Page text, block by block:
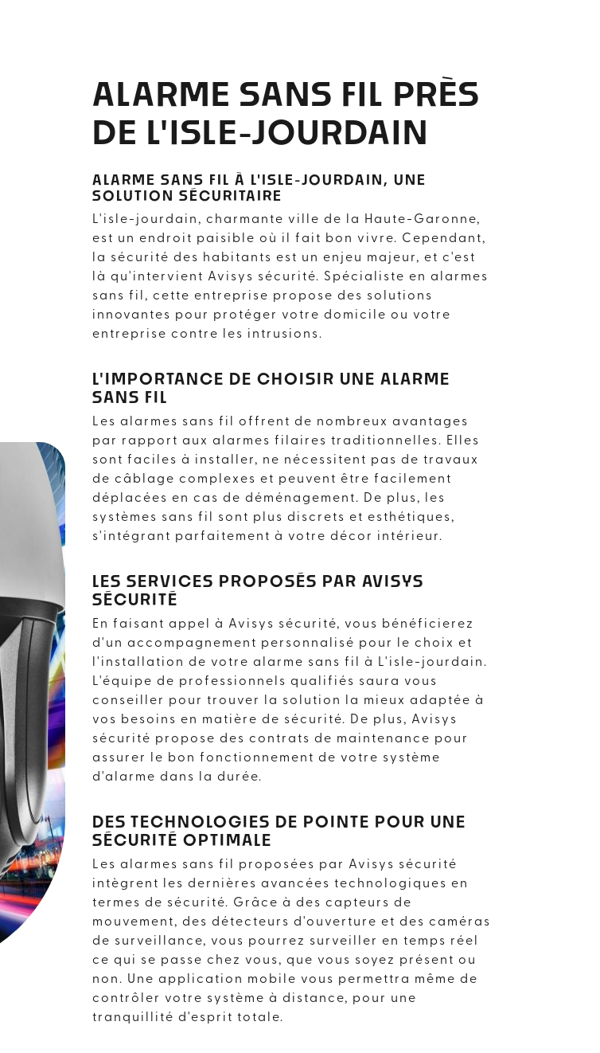
PRÈS DE L'ISLE-
SÉCURITE
ALARME SANS FIL PRÈS
DE L'ISLE-JOURDAIN
ALARME SANS FIL À L'ISLE-JOURDAIN, UNE
SOLUTION SÉCURITAIRE
L'isle-jourdain, charmante ville de la Haute-Garonne,
est un endroit paisible où il fait bon vivre. Cependant,
la sécurité des habitants est un enjeu majeur, et c'est
là qu'intervient Avisys sécurité. Spécialiste en alarmes
sans fil, cette entreprise propose des solutions
innovantes pour protéger votre domicile ou votre
entreprise contre les intrusions.
L'IMPORTANCE DE CHOISIR UNE ALARME
SANS FIL
Les alarmes sans fil offrent de nombreux avantages
par rapport aux alarmes filaires traditionnelles. Elles
sont faciles à installer, ne nécessitent pas de travaux
de câblage complexes et peuvent être facilement
déplacées en cas de déménagement. De plus, les
systèmes sans fil sont plus discrets et esthétiques,
s'intégrant parfaitement à votre décor intérieur.
LES SERVICES PROPOSÉS PAR AVISYS
SÉCURITÉ
En faisant appel à Avisys sécurité, vous bénéficierez
d'un accompagnement personnalisé pour le choix et
l'installation de votre alarme sans fil à L'isle-jourdain.
L'équipe de professionnels qualifiés saura vous
conseiller pour trouver la solution la mieux adaptée à
vos besoins en matière de sécurité. De plus, Avisys
sécurité propose des contrats de maintenance pour
assurer le bon fonctionnement de votre système
d'alarme dans la durée.
DES TECHNOLOGIES DE POINTE POUR UNE
SÉCURITÉ OPTIMALE
Les alarmes sans fil proposées par Avisys sécurité
intègrent les dernières avancées technologiques en
termes de sécurité. Grâce à des capteurs de
mouvement, des détecteurs d'ouverture et des caméras
de surveillance, vous pourrez surveiller en temps réel
ce qui se passe chez vous, que vous soyez présent ou
non. Une application mobile vous permettra même de
contrôler votre système à distance, pour une
tranquillité d'esprit totale.